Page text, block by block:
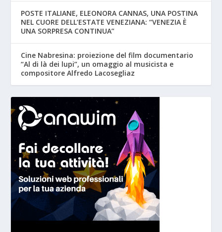
POSTE ITALIANE, ELEONORA CANNAS, UNA POSTINA
NEL CUORE DELL’ESTATE VENEZIANA: “VENEZIA È
UNA SORPRESA CONTINUA”
Cine Nabresina: proiezione del film documentario
“Al di là dei lupi”, un omaggio al musicista e
compositore Alfredo Lacosegliaz